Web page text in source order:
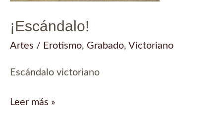
¡Escándalo!
Artes / Erotismo, Grabado, Victoriano
Escándalo victoriano
¡Escándalo!
Leer más »